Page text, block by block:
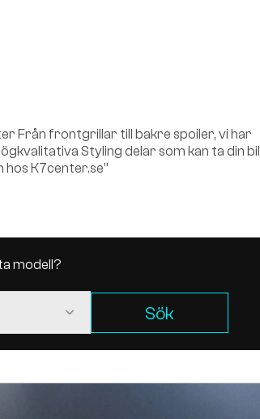
Från frontgrillar till bakre spoiler, vi har
Styling delar som kan ta din bil
K7center.se”
modell?
Sök